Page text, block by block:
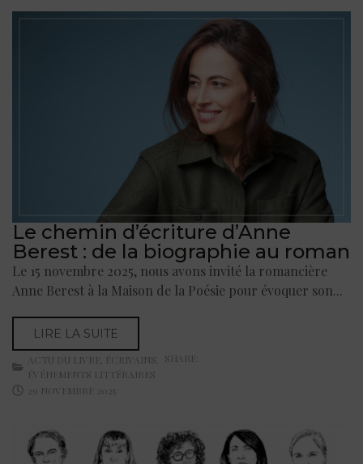
Le chemin d’écriture d’Anne
Berest : de la biographie au roman
Le 15 novembre 2025, nous avons invité la romancière
Anne Berest à la Maison de la Poésie pour évoquer son...
LIRE LA SUITE
ACTU DU LIVRE ÉCRIVAINS
ÉVÉNEMENTS LITTÉRAIRES
29 NOVEMBRE 2025
SHARE: